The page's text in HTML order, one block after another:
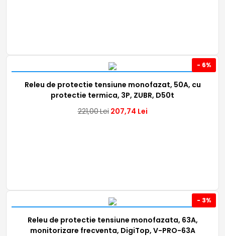
- 6%
Releu de protectie tensiune monofazat, 50A, cu
protectie termica, 3P, ZUBR, D50t
221,00Lei 207,74 Lei
- 3%
Releu de protectie tensiune monofazata, 63A,
monitorizare frecventa, DigiTop, V-PRO-63A